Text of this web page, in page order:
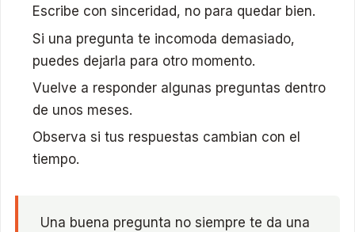
Escribe con sinceridad, no para quedar bien.
Si una pregunta te incomoda demasiado,
puedes dejarla para otro momento.
Vuelve a responder algunas preguntas dentro
de unos meses.
Observa si tus respuestas cambian con el
tiempo.
Una buena pregunta no siempre te da una